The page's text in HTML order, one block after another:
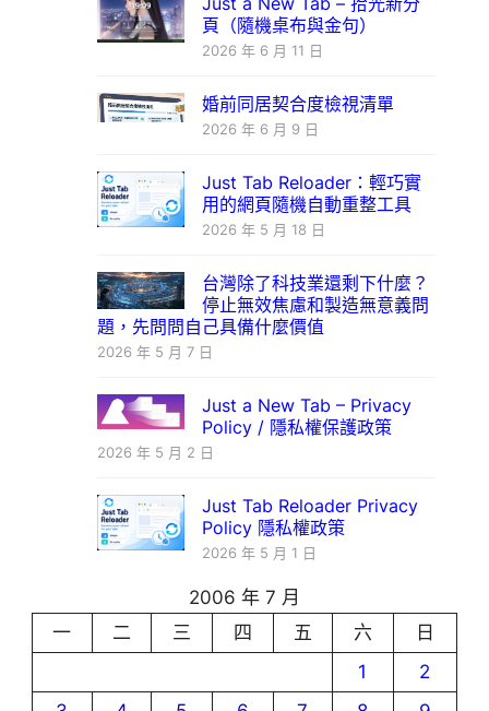
頁（隨機桌布與金句）
2026 年 6 月 11 日
婚前同居契合度檢視清單
2026 年 6 月 9 日
Just Tab Reloader：輕巧實
用的網頁隨機自動重整工具
2026 年 5 月 18 日
台灣除了科技業還剩下什麼？
停止無效焦慮和製造無意義問
題，先問問自己具備什麼價值
2026 年 5 月 7 日
Just a New Tab – Privacy
Policy / 隱私權保護政策
2026 年 5 月 2 日
Just Tab Reloader Privacy
Policy 隱私權政策
2026 年 5 月 1 日
2006 年 7 月
一
二 三 四 五 六
日
1
2